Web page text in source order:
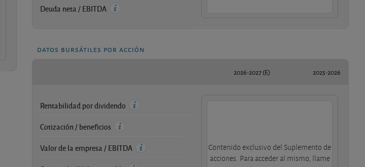
Deuda neta / EBITDA
datos bursátiles por acción
2026-2027 (E) 2025-2026
Rentabilidad por dividendo
Contenido exclusivo del Suplemento de
acciones. Para acceder al mismo, llame
Cotización / beneficios
Valor de la empresa / EBITDA